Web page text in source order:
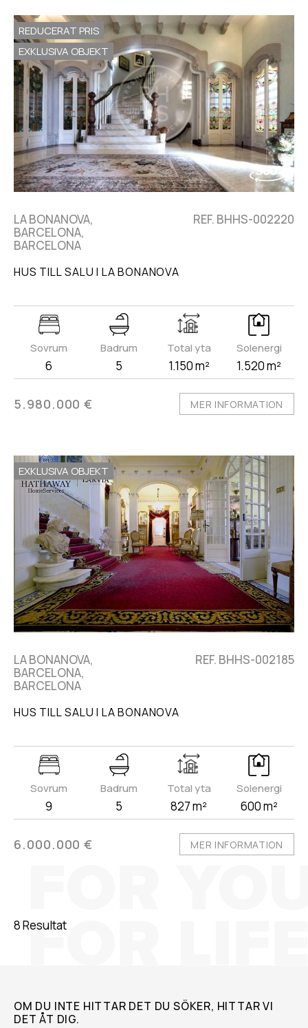
REDUCERAT PRIS
EXKLUSIVA OBJEKT
LA BONANOVA,
BARCELONA,
BARCELONA
REF. BHHS-002220
HUS TILL SALU I LA BONANOVA
Sovrum
6
Badrum
5
Total yta
1.150 m²
Solenergi
1.520 m²
5.980.000 € MER INFORMATION
EXKLUSIVA OBJEKT
LA BONANOVA,
BARCELONA,
BARCELONA
REF. BHHS-002185
HUS TILL SALU I LA BONANOVA
Sovrum
9
Badrum
5
Total yta
827 m²
Solenergi
600 m²
6.000.000 € MER INFORMATION
8 Resultat
OM DU INTE HITTAR DET DU SÖKER, HITTAR VI
DET ÅT DIG.